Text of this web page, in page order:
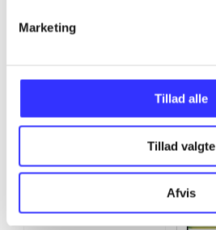
Marketing
Tillad alle
Tillad valgte
Afvis
Minder om